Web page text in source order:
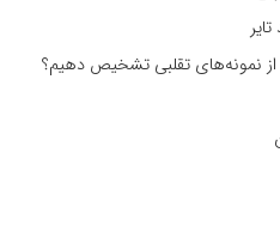
نمونه‌های تقلبی تشخیص دهیم؟